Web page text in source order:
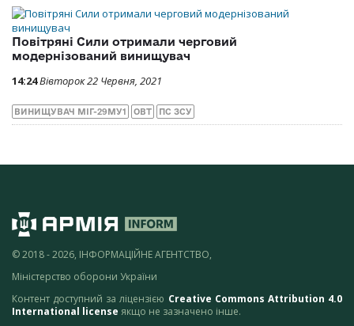
Повітряні Сили отримали черговий
модернізований винищувач
14:24Вівторок 22 Червня, 2021
ВИНИЩУВАЧ МІГ-29МУ1 ОВТ ПС ЗСУ
© 2018 - 2026, ІНФОРМАЦІЙНЕ АГЕНТСТВО,
Міністерство оборони України
Контент доступний за ліцензією Creative Commons Attribution 4.0
International license якщо не зазначено інше.